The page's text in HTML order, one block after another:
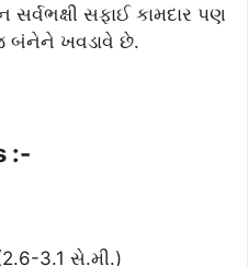
સર્વભક્ષી સફાઈ કામદાર પણ
ખવડાવે છે.
:-
3.1 સે.મી.)